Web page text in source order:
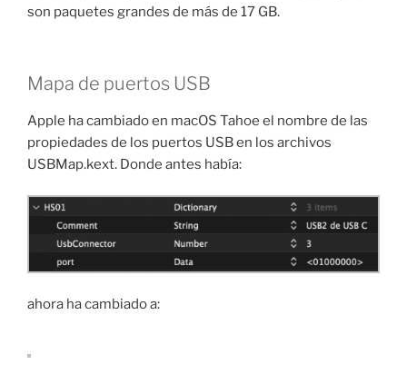
son paquetes grandes de más de 17 GB.
Mapa de puertos USB
Apple ha cambiado en macOS Tahoe el nombre de las
propiedades de los puertos USB en los archivos
USBMap.kext. Donde antes había:
ahora ha cambiado a: